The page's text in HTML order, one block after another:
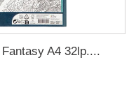
A4 32lp....